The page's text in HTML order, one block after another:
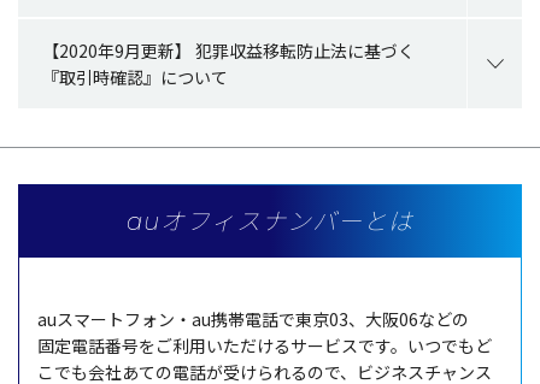
【2020年9月更新】 犯罪収益移転防止法に基づく
『取引時確認』について
auオフィスナンバーとは
auスマートフォン・ au携帯電話で東京03、 大阪06などの
固定電話番号をご利用いただけるサービスです。いつでもど
こでも会社あての電話が受けられるので、 ビジネスチャンス